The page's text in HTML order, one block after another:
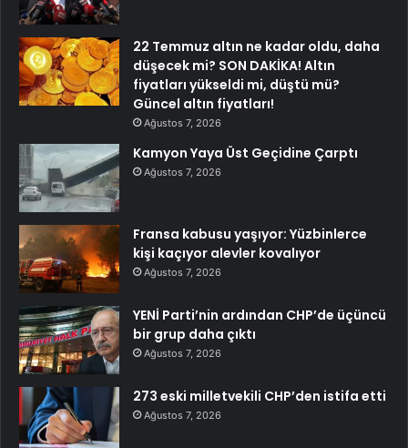
22 Temmuz altın ne kadar oldu, daha
düşecek mi? SON DAKİKA! Altın
fiyatları yükseldi mi, düştü mü?
Güncel altın fiyatları!
Ağustos 7, 2026
Kamyon Yaya Üst Geçidine Çarptı
Ağustos 7, 2026
Fransa kabusu yaşıyor: Yüzbinlerce
kişi kaçıyor alevler kovalıyor
Ağustos 7, 2026
YENİ Parti’nin ardından CHP’de üçüncü
bir grup daha çıktı
Ağustos 7, 2026
273 eski milletvekili CHP’den istifa etti
Ağustos 7, 2026